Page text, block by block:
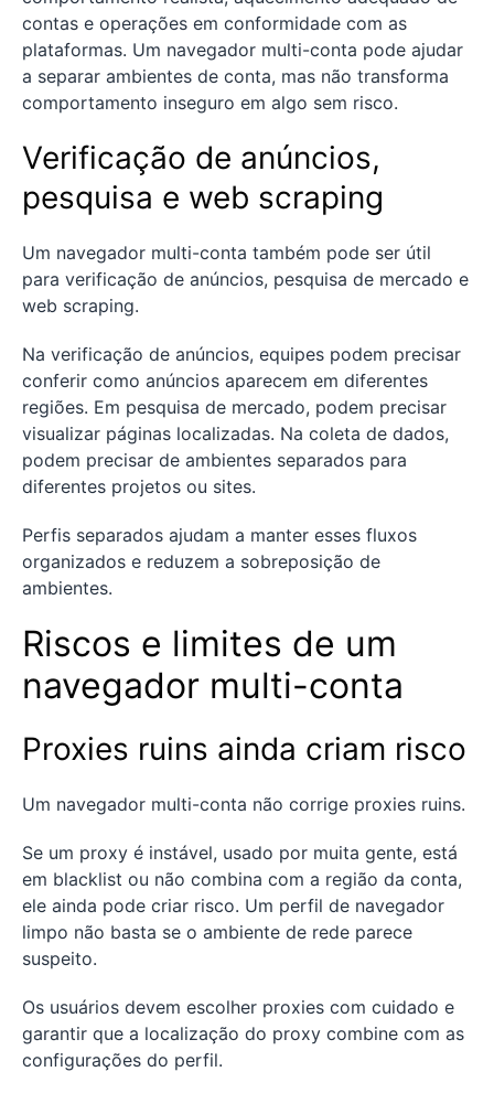
contas e operações em conformidade com as
plataformas. Um navegador multi-conta pode ajudar
a separar ambientes de conta, mas não transforma
comportamento inseguro em algo sem risco.
Verificação de anúncios,
pesquisa e web scraping
Um navegador multi-conta também pode ser útil
para verificação de anúncios, pesquisa de mercado e
web scraping.
Na verificação de anúncios, equipes podem precisar
conferir como anúncios aparecem em diferentes
regiões. Em pesquisa de mercado, podem precisar
visualizar páginas localizadas. Na coleta de dados,
podem precisar de ambientes separados para
diferentes projetos ou sites.
Perfis separados ajudam a manter esses fluxos
organizados e reduzem a sobreposição de
ambientes.
Riscos e limites de um
navegador multi-conta
Proxies ruins ainda criam risco
Um navegador multi-conta não corrige proxies ruins.
Se um proxy é instável, usado por muita gente, está
em blacklist ou não combina com a região da conta,
ele ainda pode criar risco. Um perfil de navegador
limpo não basta se o ambiente de rede parece
suspeito.
Os usuários devem escolher proxies com cuidado e
garantir que a localização do proxy combine com as
configurações do perfil.